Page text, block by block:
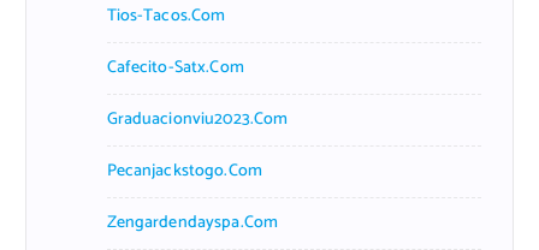
Tios-Tacos.com
Cafecito-Satx.com
Graduacionviu2023.com
Pecanjackstogo.com
Zengardendayspa.com